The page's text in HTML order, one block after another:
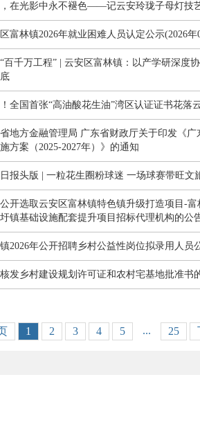
在光影中永不褪色——记云安玲珑子母灯技
富林镇2026年就业困难人员认定公示(2026年
百千万工程” | 云安区富林镇：以产学研深度
全国首张“高油酸花生油”湾区认证证书花落
地方金融管理局 广东省财政厅关于印发《
方案（2025-2027年）》的通知
报头版 | 一粒花生圈粉球迷 一场球赛带旺文
开选取云安区富林镇特色镇升级打造项目-
镇基础设施配套提升项目招标代理机构的公
2026年公开招聘乡村公益性岗位拟录用人员
发乡村建设规划许可证和农村宅基地批准书
1 2 3 4 5 ... 25